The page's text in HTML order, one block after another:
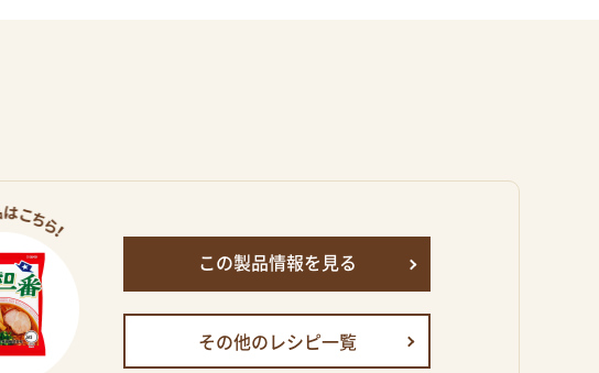
この製品情報を見る
その他のレシピ一覧